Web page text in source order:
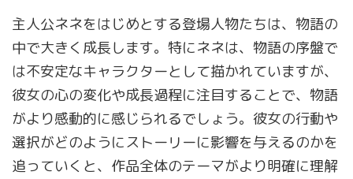
主人公ネネをはじめとする登場人物たちは、物語の
中で大きく成長します。特にネネは、物語の序盤で
は不安定なキャラクターとして描かれていますが、
彼女の心の変化や成長過程に注目することで、物語
がより感動的に感じられるでしょう。彼女の行動や
選択がどのようにストーリーに影響を与えるのかを
追っていくと、作品全体のテーマがより明確に理解